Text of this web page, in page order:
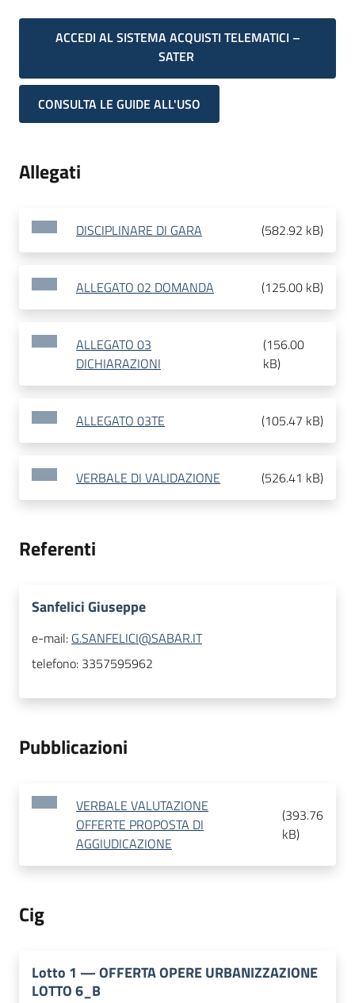
ACCEDI AL SISTEMA ACQUISTI TELEMATICI –
SATER
CONSULTA LE GUIDE ALL'USO
Allegati
DISCIPLINARE DI GARA (582.92 kB)
ALLEGATO 02 DOMANDA (125.00 kB)
ALLEGATO 03
DICHIARAZIONI
(156.00
kB)
ALLEGATO 03TE (105.47 kB)
VERBALE DI VALIDAZIONE (526.41 kB)
Referenti
Sanfelici Giuseppe
e-mail: G.SANFELICI@SABAR.IT
telefono: 3357595962
Pubblicazioni
VERBALE VALUTAZIONE
OFFERTE PROPOSTA DI
AGGIUDICAZIONE
(393.76
kB)
Cig
Lotto 1 —OFFERTA OPERE URBANIZZAZIONE
LOTTO 6_B